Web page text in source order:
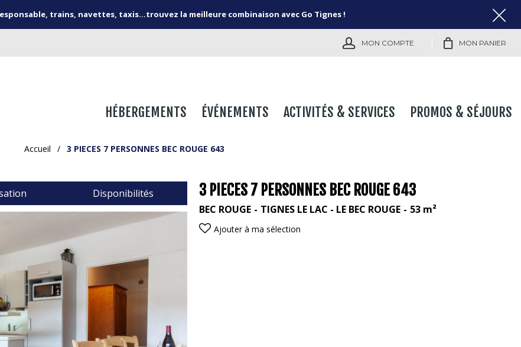
trains, navettes, taxis...trouvez la meilleure combinaison avec Go Tignes !
MON COMPTE MON PANIER
HÉBERGEMENTS ÉVÉNEMENTS ACTIVITÉS & SERVICES PROMOS & SÉJOURS
Accueil / 3 PIECES 7 PERSONNES BEC ROUGE 643
Disponibilités 3 PIECES 7 PERSONNES BEC ROUGE 643
BEC ROUGE TIGNES LE LAC - LE BEC ROUGE 53 m²
Ajouter à ma sélection